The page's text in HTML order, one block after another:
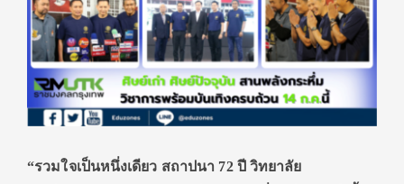
“รวมใจเป็นหนึ่งเดียว สถาปนา 72 ปี วิทยาลัย